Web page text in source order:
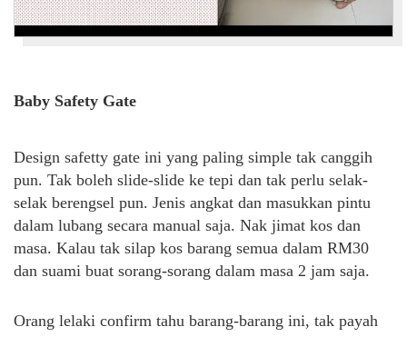
Baby Safety Gate
Design safetty gate ini yang paling simple tak canggih
pun. Tak boleh slide-slide ke tepi dan tak perlu selak-
selak berengsel pun. Jenis angkat dan masukkan pintu
dalam lubang secara manual saja. Nak jimat kos dan
masa. Kalau tak silap kos barang semua dalam RM30
dan suami buat sorang-sorang dalam masa 2 jam saja.
Orang lelaki confirm tahu barang-barang ini, tak payah